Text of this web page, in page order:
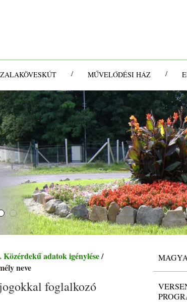
ZALAKÖVESKÚT / MŰVELŐDÉSI HÁZ /
Közérdekű adatok igénylése/
neve
foglalkozó